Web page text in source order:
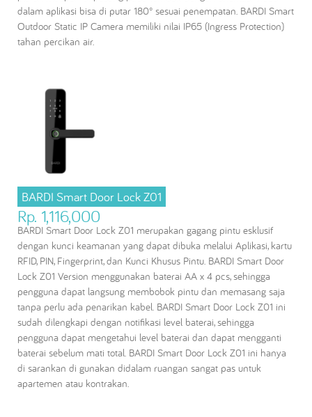
dalam aplikasi bisa di putar 180° sesuai penempatan. BARDI Smart
Outdoor Static IP Camera memiliki nilai IP65 (Ingress Protection)
tahan percikan air.
BARDI Smart Door Lock Z01
Rp. 1,116,000
BARDI Smart Door Lock Z01 merupakan gagang pintu esklusif
dengan kunci keamanan yang dapat dibuka melalui Aplikasi, kartu
RFID, PIN, Fingerprint, dan Kunci Khusus Pintu. BARDI Smart Door
Lock Z01 Version menggunakan baterai AA x 4 pcs, sehingga
pengguna dapat langsung membobok pintu dan memasang saja
tanpa perlu ada penarikan kabel. BARDI Smart Door Lock Z01 ini
sudah dilengkapi dengan notifikasi level baterai, sehingga
pengguna dapat mengetahui level baterai dan dapat mengganti
baterai sebelum mati total. BARDI Smart Door Lock Z01 ini hanya
di sarankan di gunakan didalam ruangan sangat pas untuk
apartemen atau kontrakan.